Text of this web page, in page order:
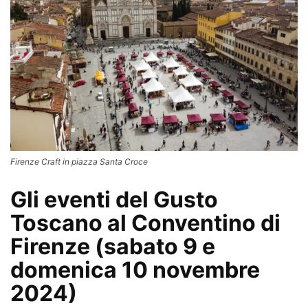
Firenze Craft in piazza Santa Croce
Gli eventi del Gusto
Toscano al Conventino di
Firenze (sabato 9 e
domenica 10 novembre
2024)